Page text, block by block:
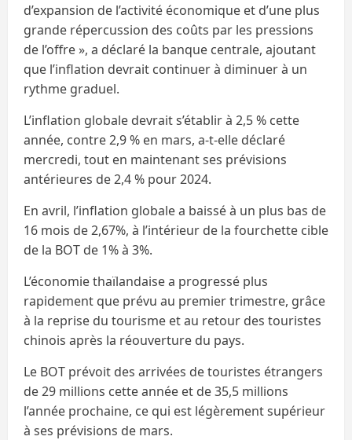
d’expansion de l’activité économique et d’une plus
grande répercussion des coûts par les pressions
de l’offre », a déclaré la banque centrale, ajoutant
que l’inflation devrait continuer à diminuer à un
rythme graduel.
L’inflation globale devrait s’établir à 2,5 % cette
année, contre 2,9 % en mars, a-t-elle déclaré
mercredi, tout en maintenant ses prévisions
antérieures de 2,4 % pour 2024.
En avril, l’inflation globale a baissé à un plus bas de
16 mois de 2,67%, à l’intérieur de la fourchette cible
de la BOT de 1% à 3%.
L’économie thaïlandaise a progressé plus
rapidement que prévu au premier trimestre, grâce
à la reprise du tourisme et au retour des touristes
chinois après la réouverture du pays.
Le BOT prévoit des arrivées de touristes étrangers
de 29 millions cette année et de 35,5 millions
l’année prochaine, ce qui est légèrement supérieur
à ses prévisions de mars.